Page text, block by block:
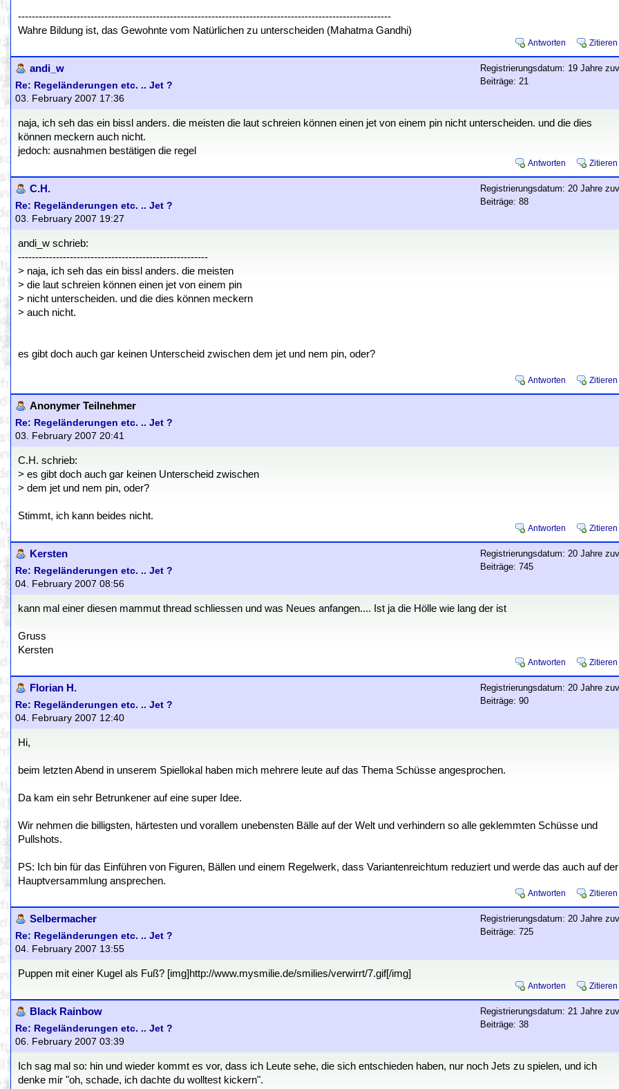
------------------------------------------------------------------------------------------------------------
Wahre Bildung ist, das Gewohnte vom Natürlichen zu unterscheiden (Mahatma Gandhi)
Antworten Zitieren
andi_w
Re: Regeländerungen etc. .. Jet ?
03. February 2007 17:36
Registrierungsdatum: 19 Jahre
Beiträge: 21
naja, ich seh das ein bissl anders. die meisten die laut schreien können einen jet von einem pin nicht unterscheiden. und die dies
können meckern auch nicht.
jedoch: ausnahmen bestätigen die regel
Antworten Zitieren
C.H.
Re: Regeländerungen etc. .. Jet ?
03. February 2007 19:27
Registrierungsdatum: 20 Jahre
Beiträge: 88
andi_w schrieb:
-------------------------------------------------------
> naja, ich seh das ein bissl anders. die meisten
> die laut schreien können einen jet von einem pin
> nicht unterscheiden. und die dies können meckern
> auch nicht.
es gibt doch auch gar keinen Unterscheid zwischen dem jet und nem pin, oder?
Antworten Zitieren
Anonymer Teilnehmer
Re: Regeländerungen etc. .. Jet ?
03. February 2007 20:41
C.H. schrieb:
> es gibt doch auch gar keinen Unterscheid zwischen
> dem jet und nem pin, oder?
Stimmt, ich kann beides nicht.
Antworten Zitieren
Kersten
Re: Regeländerungen etc. .. Jet ?
04. February 2007 08:56
Registrierungsdatum: 20 Jahre
Beiträge: 745
kann mal einer diesen mammut thread schliessen und was Neues anfangen.... Ist ja die Hölle wie lang der ist
Gruss
Kersten
Antworten Zitieren
Florian H.
Re: Regeländerungen etc. .. Jet ?
04. February 2007 12:40
Registrierungsdatum: 20 Jahre
Beiträge: 90
Hi,
beim letzten Abend in unserem Spiellokal haben mich mehrere leute auf das Thema Schüsse angesprochen.
Da kam ein sehr Betrunkener auf eine super Idee.
Wir nehmen die billigsten, härtesten und vorallem unebensten Bälle auf der Welt und verhindern so alle geklemmten Schüsse und
Pullshots.
PS: Ich bin für das Einführen von Figuren, Bällen und einem Regelwerk, dass Variantenreichtum reduziert und werde das auch auf der
Hauptversammlung ansprechen.
Antworten Zitieren
Selbermacher
Re: Regeländerungen etc. .. Jet ?
04. February 2007 13:55
Registrierungsdatum: 20 Jahre
Beiträge: 725
Puppen mit einer Kugel als Fuß? [img]http://www.mysmilie.de/smilies/verwirrt/7.gif[/img]
Antworten Zitieren
Black Rainbow
Re: Regeländerungen etc. .. Jet ?
06. February 2007 03:39
Registrierungsdatum: 21 Jahre
Beiträge: 38
Ich sag mal so: hin und wieder kommt es vor, dass ich Leute sehe, die sich entschieden haben, nur noch Jets zu spielen, und ich
denke mir "oh, schade, ich dachte du wolltest kickern".